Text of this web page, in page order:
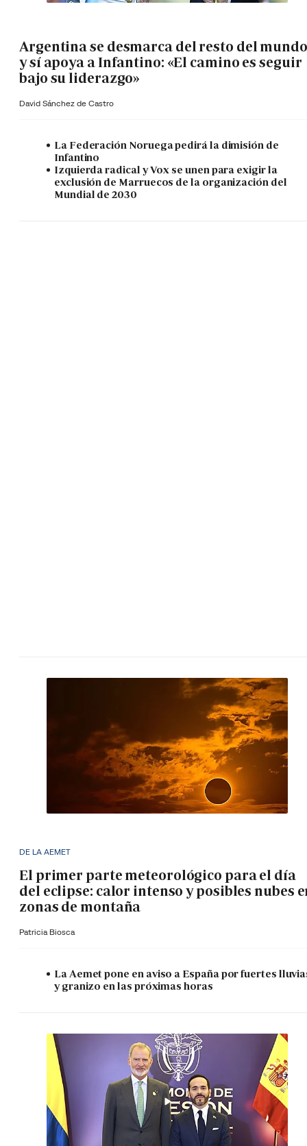
Argentina se desmarca del resto del mundo
y sí apoya a Infantino: «El camino es seguir
bajo su liderazgo»
David Sánchez de Castro
La Federación Noruega pedirá la dimisión de
Infantino
Izquierda radical y Vox se unen para exigir la
exclusión de Marruecos de la organización del
Mundial de 2030
DE LA AEMET
El primer parte meteorológico para el día
del eclipse: calor intenso y posibles nubes
zonas de montaña
Patricia Biosca
La Aemet pone en aviso a España por fuertes
y granizo en las próximas horas